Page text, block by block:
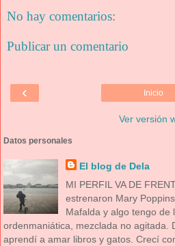
No hay comentarios:
Publicar un comentario
‹ Inicio
Ver versión
Datos personales
El blog de Dela
MI PERFIL VA DE
estrenaron Mary
Mafalda y algo tengo de
ordenmaniática, mezclada no agitada.
aprendí a amar libros y gatos. Crecí